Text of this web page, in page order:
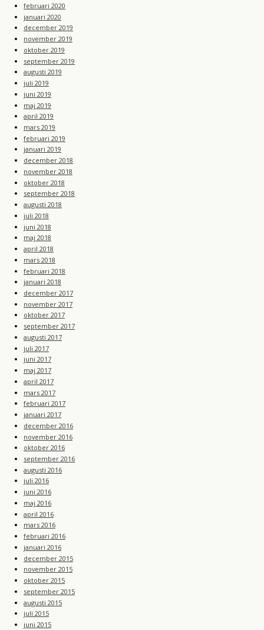
februari 2020
januari 2020
december 2019
november 2019
oktober 2019
september 2019
augusti 2019
juli 2019
juni 2019
maj 2019
april 2019
mars 2019
februari 2019
januari 2019
december 2018
november 2018
oktober 2018
september 2018
augusti 2018
juli 2018
juni 2018
maj 2018
april 2018
mars 2018
februari 2018
januari 2018
december 2017
november 2017
oktober 2017
september 2017
augusti 2017
juli 2017
juni 2017
maj 2017
april 2017
mars 2017
februari 2017
januari 2017
december 2016
november 2016
oktober 2016
september 2016
augusti 2016
juli 2016
juni 2016
maj 2016
april 2016
mars 2016
februari 2016
januari 2016
december 2015
november 2015
oktober 2015
september 2015
augusti 2015
juli 2015
juni 2015